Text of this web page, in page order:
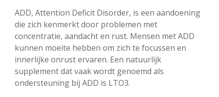
ADD, Attention Deficit Disorder, is een aandoening
die zich kenmerkt door problemen met
concentratie, aandacht en rust. Mensen met ADD
kunnen moeite hebben om zich te focussen en
innerlijke onrust ervaren. Een natuurlijk
supplement dat vaak wordt genoemd als
ondersteuning bij ADD is LTO3.